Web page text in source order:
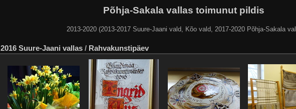
Põhja-Sakala vallas toimunut pildis
2013-2020 (2013-2017 Suure-Jaani vald, Kõo vald, 2017-2020 Põhja-Sakala
2016 Suure-Jaani vallas / Rahvakunstipäev